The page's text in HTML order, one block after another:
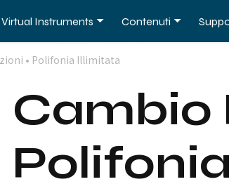
Virtual Instruments Contenuti
• Polifonia Illimitata